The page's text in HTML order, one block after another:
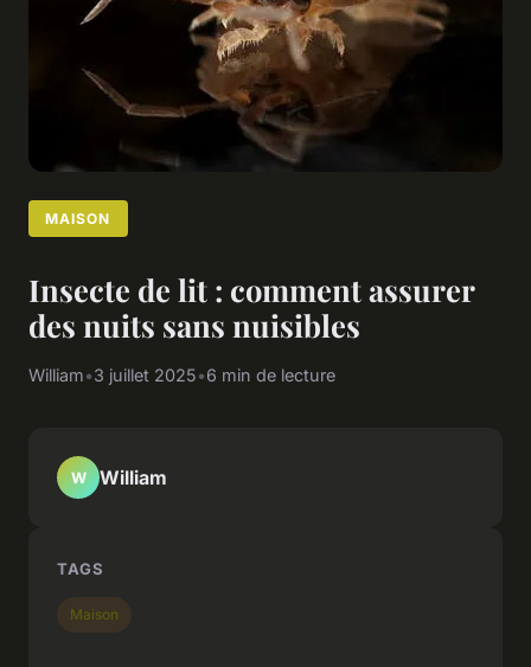
MAISON
Insecte de lit : comment assurer
des nuits sans nuisibles
William•3 juillet 2025•6 min de lecture
W William
TAGS
Maison